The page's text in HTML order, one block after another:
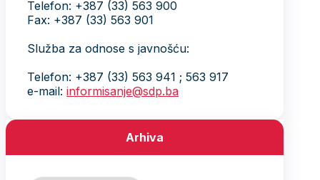
Telefon: +387 (33) 563 900
Fax: +387 (33) 563 901
Služba za odnose s javnošću:
Telefon: +387 (33) 563 941 ; 563 917
e-mail: informisanje@sdp.ba
Arhiva